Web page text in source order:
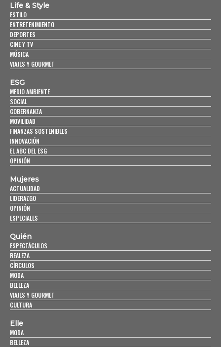
Life & Style
ESTILO
ENTRETENIMIENTO
DEPORTES
CINE Y TV
MÚSICA
VIAJES Y GOURMET
ESG
MEDIO AMBIENTE
SOCIAL
GOBERNANZA
MOVILIDAD
FINANZAS SOSTENIBLES
INNOVACIÓN
EL ABC DEL ESG
OPINIÓN
Mujeres
ACTUALIDAD
LIDERAZGO
OPINIÓN
ESPECIALES
Quién
ESPECTÁCULOS
REALEZA
CÍRCULOS
MODA
BELLEZA
VIAJES Y GOURMET
CULTURA
Elle
MODA
BELLEZA